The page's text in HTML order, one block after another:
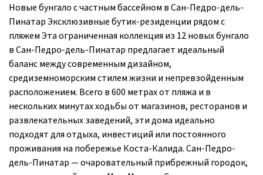
Новые бунгало с частным бассейном в Сан-Педро-дель-
Пинатар Эксклюзивные бутик-резиденции рядом с
пляжем Эта ограниченная коллекция из 12 новых бунгало
в Сан-Педро-дель-Пинатар предлагает идеальный
баланс между современным дизайном,
средиземноморским стилем жизни и непревзойденным
расположением. Всего в 600 метрах от пляжа и в
нескольких минутах ходьбы от магазинов, ресторанов и
развлекательных заведений, эти дома идеально
подходят для отдыха, инвестиций или постоянного
проживания на побережье Коста-Калида. Сан-Педро-
дель-Пинатар — очаровательный прибрежный городок,